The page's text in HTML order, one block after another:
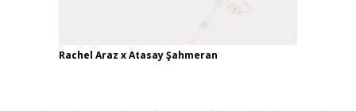
Rachel Araz x Atasay Şahmeran